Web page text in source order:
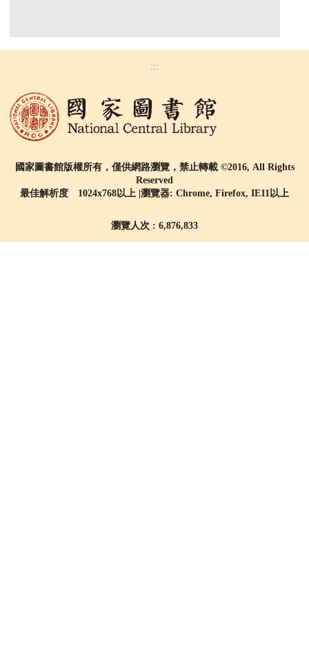
:::
國家圖書館版權所有，僅供網路瀏覽，禁止轉載 ©2016, All Rights
Reserved
最佳解析度 1024x768以上 |瀏覽器: Chrome, Firefox, IE11以上
瀏覽人次 : 6,876,833